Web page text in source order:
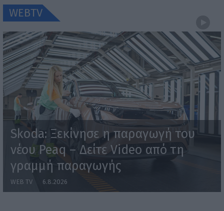
WEBTV
Skoda: Ξεκίνησε η παραγωγή του
νέου Peaq – Δείτε Video από τη
γραμμή παραγωγής
WEB TV 6.8.2026